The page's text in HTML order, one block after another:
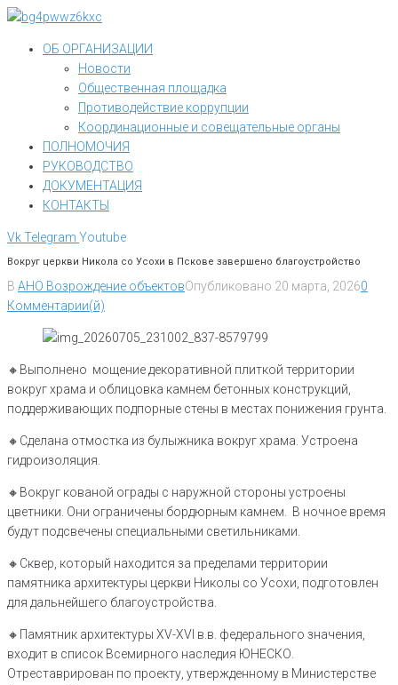
Перейти
контентуОБ ОРГАНИЗАЦИИ
Новости
Общественная площадка
Противодействие коррупции
Координационные и совещательные органы
ПОЛНОМОЧИЯ
РУКОВОДСТВО
ДОКУМЕНТАЦИЯ
КОНТАКТЫ
VkTelegram Youtube
Вокруг церкви Никола со Усохи в Пскове завершено благоустройство
В АНО Возрождение объектовОпубликовано 20 марта, 20260
Комментарии(й)
🔸Выполнено мощение декоративной плиткой территории
вокруг храма и облицовка камнем бетонных конструкций,
поддерживающих подпорные стены в местах понижения грунта.
🔸Сделана отмостка из булыжника вокруг храма. Устроена
гидроизоляция.
🔸Вокруг кованой ограды с наружной стороны устроены
цветники. Они ограничены бордюрным камнем. В ночное время
будут подсвечены специальными светильниками.
🔸Сквер, который находится за пределами территории
памятника архитектуры церкви Николы со Усохи, подготовлен
для дальнейшего благоустройства.
🔸Памятник архитектуры XV-XVI в.в. федерального значения,
входит в список Всемирного наследия ЮНЕСКО.
Отреставрирован по проекту, утвержденному в Министерстве